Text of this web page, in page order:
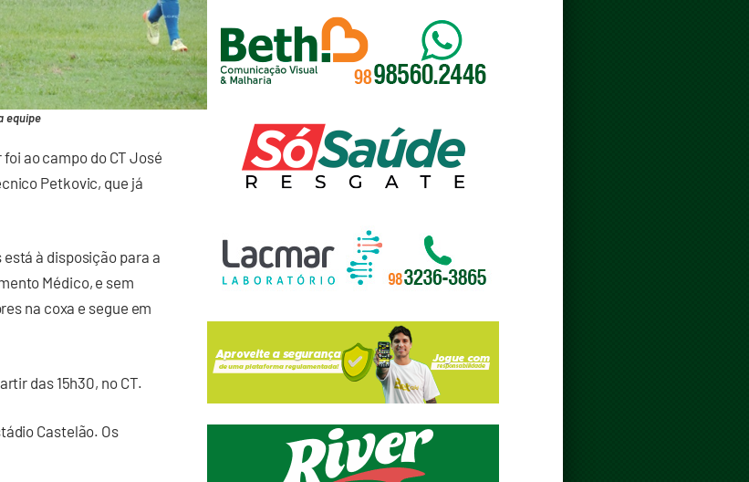
equipe
ao campo do CT José
Petkovic, que já
à disposição para a
Médico, e sem
na coxa e segue em
das 15h30, no CT.
Castelão. Os